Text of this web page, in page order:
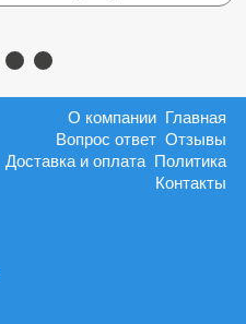
Главная
О компании
Отзывы
Вопрос ответ
Политика
Доставка и оплата
Контакты